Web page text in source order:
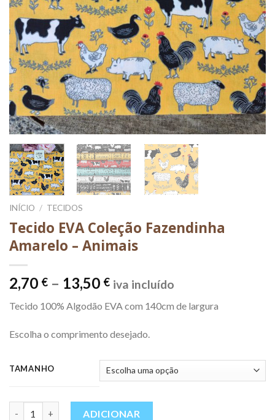
INÍCIO / TECIDOS
Tecido EVA Coleção Fazendinha
Amarelo – Animais
2,70 € – 13,50 €Price
2,70 €
through
13,50 €
iva incluído
Tecido 100% Algodão EVA com 140cm de largura
Escolha o comprimento desejado.
TAMANHO
ADICIONAR